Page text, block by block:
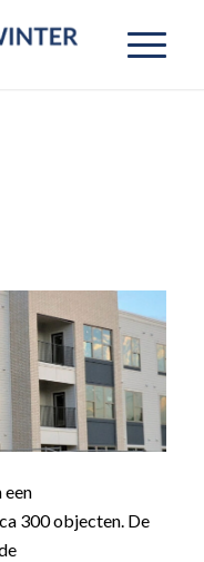
een
300 objecten. De